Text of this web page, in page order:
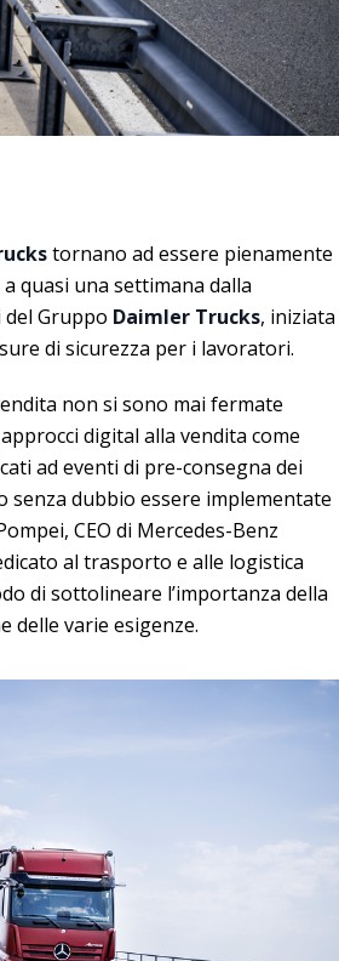
tornano ad essere pienamente
quasi una settimana dalla
Gruppo Daimler Trucks, iniziata
di sicurezza per i lavoratori.
non si sono mai fermate
digital alla vendita come
ad eventi di pre-consegna dei
dubbio essere implementate
CEO di Mercedes-Benz
al trasporto e alle logistica
di sottolineare l’importanza della
delle varie esigenze.